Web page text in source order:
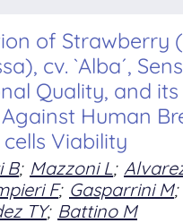
of Strawberry
cv. `Alba´,
Quality, and
Human
Viability
B; Mazzoni L;
F; Gasparrini M;
TY; Battino M